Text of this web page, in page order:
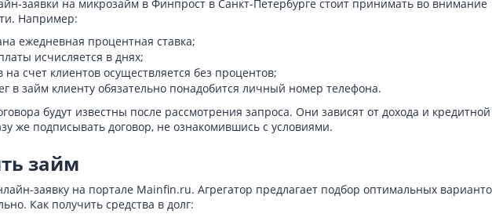
заявки на микрозайм в Финпрост в Санкт-Петербурге стоит принимать во внимание
Например:
ежедневная процентная ставка;
исчисляется в днях;
на счет клиентов осуществляется без процентов;
в займ клиенту обязательно понадобится личный номер телефона.
будут известны после рассмотрения запроса. Они зависят от дохода и кредитной
же подписывать договор, не ознакомившись с условиями.
займ
заявку на портале Mainfin.ru. Агрегатор предлагает подбор оптимальных
Как получить средства в долг: